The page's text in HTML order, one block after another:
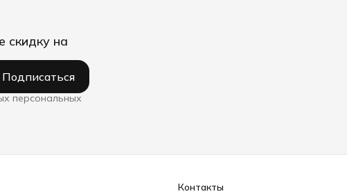
скидку на
Подписаться
персональных
Контакты